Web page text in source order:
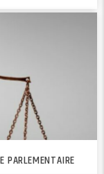
PARLEMENTAIRE